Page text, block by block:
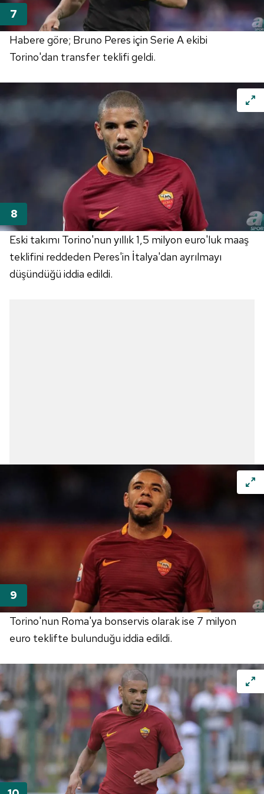
Metnimiziziyaret edebilirsiniz.
6698 sayılı Kişisel Verilerin Korunması Kanunu uyarınca
hazırlanmış Aydınlatma Metnimizi okumak ve sitemizde
almak için lütfentıklayınız.
Habere göre; Bruno Peres için Serie A ekibi
Torino'dan transfer teklifi geldi.
Eski takımı Torino'nun yıllık 1,5 milyon euro'luk maaş
teklifini reddeden Peres'in İtalya'dan ayrılmayı
düşündüğü iddia edildi.
Torino'nun Roma'ya bonservis olarak ise 7 milyon
euro teklifte bulunduğu iddia edildi.